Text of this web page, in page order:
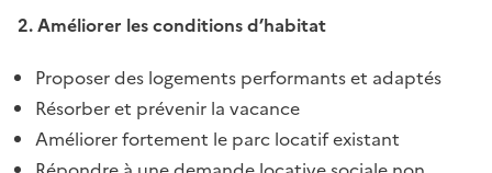
2. Améliorer les conditions d’habitat
Proposer des logements performants et adaptés
Résorber et prévenir la vacance
Améliorer fortement le parc locatif existant